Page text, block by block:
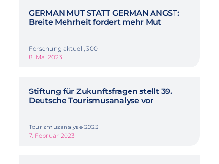
GERMAN MUT STATT GERMAN ANGST:
Breite Mehrheit fordert mehr Mut
Forschung aktuell, 300
8. Mai 2023
Stiftung für Zukunftsfragen stellt 39.
Deutsche Tourismusanalyse vor
Tourismusanalyse 2023
7. Februar 2023